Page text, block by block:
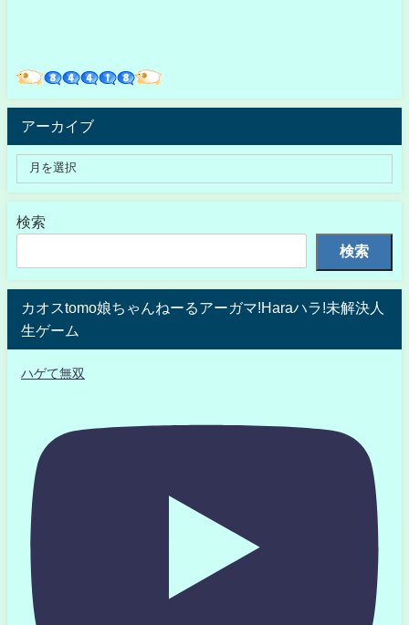
アーカイブ
検索
検索
カオスtomo娘ちゃんねーるアーガマ!Haraハラ!未解決人
生ゲーム
ハゲて無双